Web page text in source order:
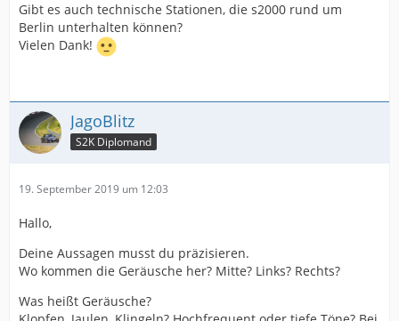
Gibt es auch technische Stationen, die s2000 rund um
Berlin unterhalten können?
Vielen Dank!
JagoBlitz
S2K Diplomand
19. September 2019 um 12:03
Hallo,
Deine Aussagen musst du präzisieren.
Wo kommen die Geräusche her? Mitte? Links? Rechts?
Was heißt Geräusche?